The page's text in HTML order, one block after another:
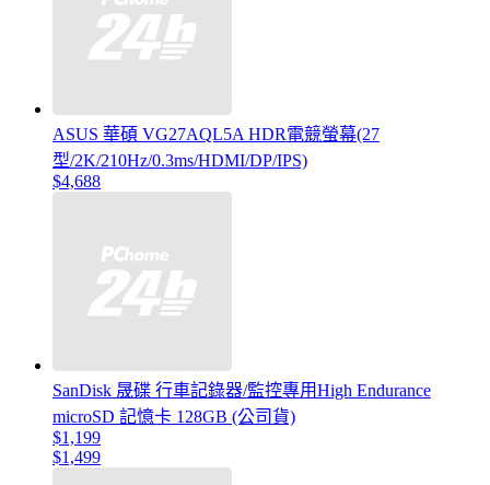
ASUS 華碩 VG27AQL5A HDR電競螢幕(27
型/2K/210Hz/0.3ms/HDMI/DP/IPS)
$4,688
SanDisk 晟碟 行車記錄器/監控專用High Endurance
microSD 記憶卡 128GB (公司貨)
$1,199
$1,499